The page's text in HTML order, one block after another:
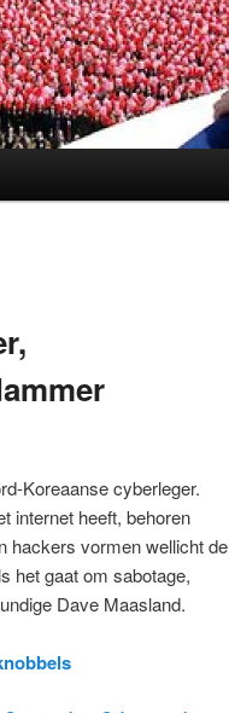
Koreaanse cyberleger.
internet heeft, behoren
hackers vormen wellicht de
het gaat om sabotage,
Dave Maasland.